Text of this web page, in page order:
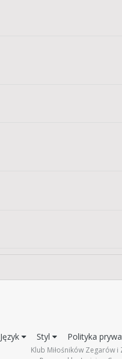
Język Styl Polityka
Klub Miłośników Zegarów i